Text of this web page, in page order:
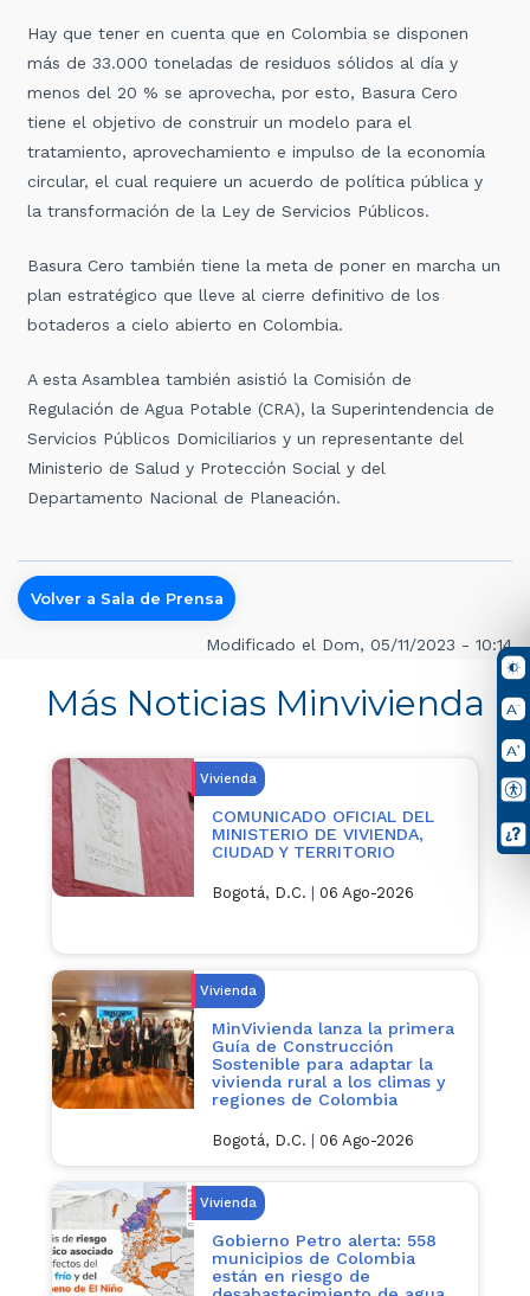
Hay que tener en cuenta que en Colombia se disponen
más de 33.000 toneladas de residuos sólidos al día y
menos del 20 % se aprovecha, por esto, Basura Cero
tiene el objetivo de construir un modelo para el
tratamiento, aprovechamiento e impulso de la economía
circular, el cual requiere un acuerdo de política pública y
la transformación de la Ley de Servicios Públicos.
Basura Cero también tiene la meta de poner en marcha un
plan estratégico que lleve al cierre definitivo de los
botaderos a cielo abierto en Colombia.
A esta Asamblea también asistió la Comisión de
Regulación de Agua Potable (CRA), la Superintendencia de
Servicios Públicos Domiciliarios y un representante del
Ministerio de Salud y Protección Social y del
Departamento Nacional de Planeación.
Volver a Sala de Prensa
Modificado el Dom, 05/11/2023 - 10:14
Más Noticias Minvivienda
Vivienda
COMUNICADO OFICIAL DEL
MINISTERIO DE VIVIENDA,
CIUDAD Y TERRITORIO
Bogotá, D.C. | 06 Ago-2026
Vivienda
MinVivienda lanza la primera
Guía de Construcción
Sostenible para adaptar la
vivienda rural a los climas y
regiones de Colombia
Bogotá, D.C. | 06 Ago-2026
Vivienda
Gobierno Petro alerta: 558
municipios de Colombia
están en riesgo de